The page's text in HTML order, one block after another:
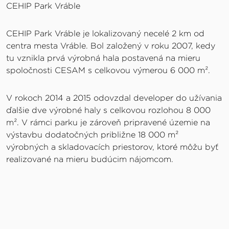
CEHIP Park Vráble
CEHIP Park Vráble je lokalizovaný necelé 2 km od
centra mesta Vráble. Bol založený v roku 2007, kedy
tu vznikla prvá výrobná hala postavená na mieru
spoločnosti CESAM s celkovou výmerou 6 000 m².
V rokoch 2014 a 2015 odovzdal developer do užívania
ďalšie dve výrobné haly s celkovou rozlohou 8 000
m². V rámci parku je zároveň pripravené územie na
výstavbu dodatočných približne 18 000 m²
výrobných a skladovacích priestorov, ktoré môžu byť
realizované na mieru budúcim nájomcom.